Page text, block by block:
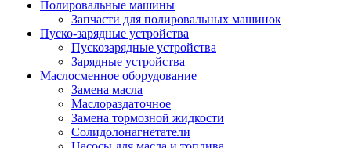
Полировальные машины
Запчасти для полировальных машинок
Пуско-зарядные устройства
Пускозарядные устройства
Зарядные устройства
Маслосменное оборудование
Замена масла
Маслораздаточное
Замена тормозной жидкости
Солидолонагнетатели